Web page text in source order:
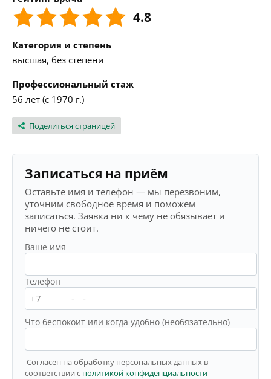
4.8
Категория и степень
высшая, без степени
Профессиональный стаж
56 лет (с 1970 г.)
Поделиться страницей
Записаться на приём
Оставьте имя и телефон — мы перезвоним,
уточним свободное время и поможем
записаться. Заявка ни к чему не обязывает и
ничего не стоит.
Ваше имя
Телефон
Что беспокоит или когда удобно (необязательно)
Согласен на обработку персональных данных в
соответствии с политикой конфиденциальности